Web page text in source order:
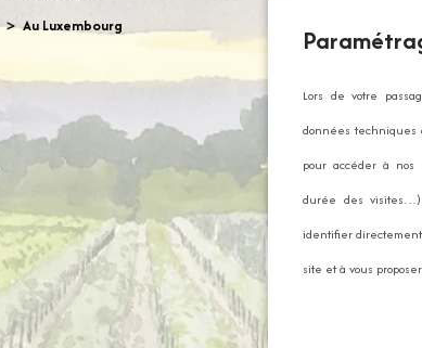
Au Luxembourg
Commander
Mentions
Gestion des
Lors de votre
données techniques
pour accéder à nos
durée des
identifier
site et à vous